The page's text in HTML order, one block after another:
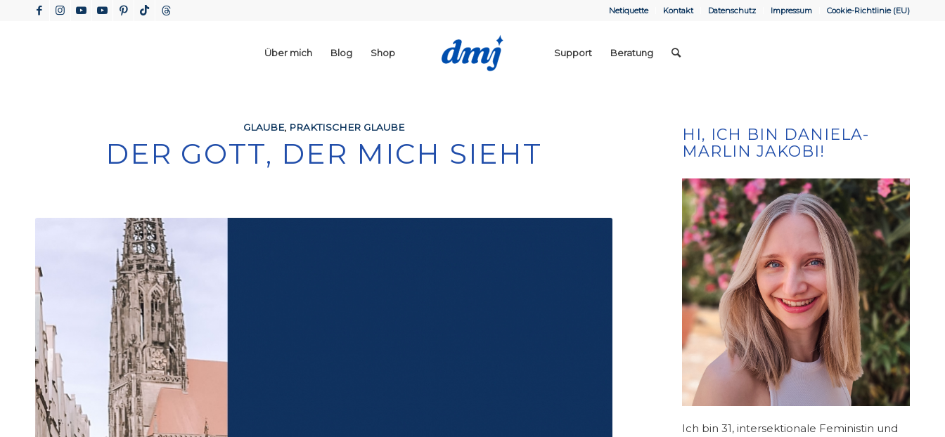
Netiquette Kontakt Datenschutz Impressum Cookie-Richtlinie (EU)
Über mich Blog Shop Support Beratung
GLAUBE, PRAKTISCHER GLAUBE
DER GOTT, DER MICH SIEHT
HI, ICH BIN DANIELA-
MARLIN JAKOBI!
Ich bin 31, intersektionale Feministin und